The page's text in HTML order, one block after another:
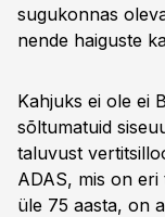
sugukonnas
nende haiguste
Kahjuks ei ole ei
sõltumatuid
taluvust
ADAS, mis on
üle 75 aasta, on